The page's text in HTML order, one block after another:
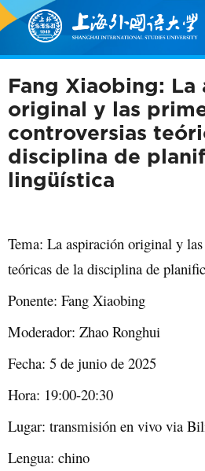
Fang Xiaobing: La
original y las
controversias
disciplina de
lingüística
Tema: La aspiración original y
teóricas de la disciplina de
Ponente: Fang Xiaobing
Moderador: Zhao Ronghui
Fecha: 5 de junio de 2025
Hora: 19:00-20:30
Lugar: transmisión en vivo via
Lengua: chino